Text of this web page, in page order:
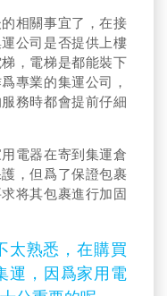
相關事宜了，在接
公司是否提供上樓
，電梯是都能裝下
專業的集運公司，
務時都會提前仔細
電器在寄到集運倉
，但爲了保證包裹
将其包裹進行加固
太熟悉，在購買
運，因爲家用電